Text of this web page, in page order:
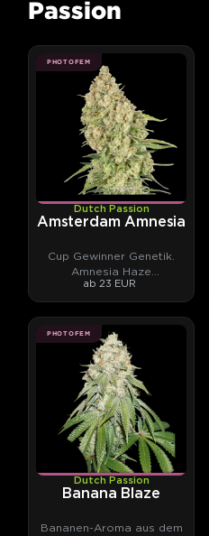
Passion
PHOTOFEM
Dutch Passion
Amsterdam Amnesia
Cup Gewinner Genetik.
Amnesia Haze
Nachkomme. Amsterdam-
Klassiker.
ab 23 EUR
PHOTOFEM
Dutch Passion
Banana Blaze
Bananen-Aroma aus dem